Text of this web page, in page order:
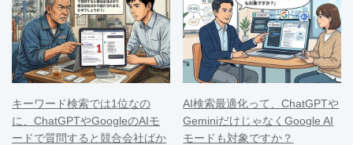
キーワード検索では1位なの
に、ChatGPTやGoogleのAIモ
ードで質問すると競合会社ばか
AI検索最適化って、ChatGPTや
GeminiだけじゃなくGoogle AI
モードも対象ですか？